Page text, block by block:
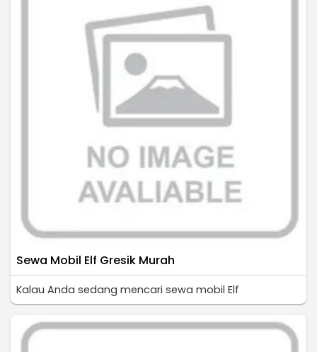
Sewa Mobil Elf Gresik Murah
Kalau Anda sedang mencari sewa mobil Elf